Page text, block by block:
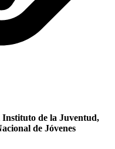
Instituto de la Juventud,
de Jóvenes